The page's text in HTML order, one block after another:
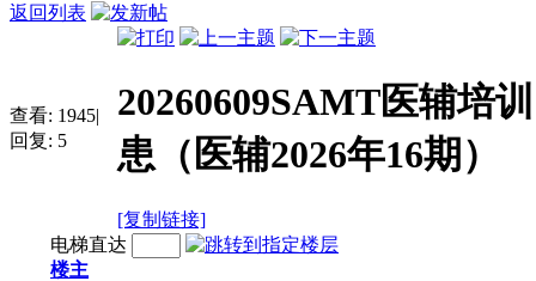
返回列表
查看: 1945|
回复: 5
20260609SAMT医辅培
患（医辅2026年16期）
[复制链接]
电梯直达
楼主